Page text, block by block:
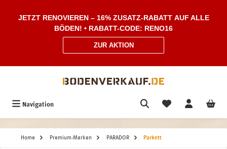
JETZT RENOVIEREN – 16% ZUSATZ-RABATT AUF ALLE
BÖDEN! • RABATT-CODE: RENO16
ZUR AKTION
Navigation
Home Premium-Marken PARADOR Parkett